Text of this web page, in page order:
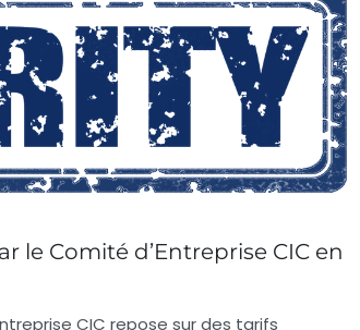
le Comité d’Entreprise CIC en
CIC repose sur des tarifs